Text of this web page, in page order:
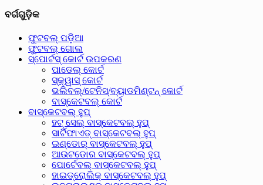
ବର୍ଗଗୁଡ଼ିକ
ଫୁଟବଲ୍ ପଡ଼ିଆ
ଫୁଟବଲ୍ ଗୋଲ
ସ୍ପୋର୍ଟସ୍ କୋର୍ଟ ଉପକରଣ
ପାଡେଲ୍ କୋର୍ଟ
ସ୍କ୍ୱାସ୍ କୋର୍ଟ
ଭଲିବଲ୍/ଟେନିସ୍/ବ୍ୟାଡମିଣ୍ଟନ୍ କୋର୍ଟ
ବାସ୍କେଟବଲ୍ କୋର୍ଟ
ବାସ୍କେଟବଲ୍ ହୁପ୍
ହଟ୍ ସେଲ୍ ବାସ୍କେଟବଲ୍ ହୁପ୍
ସାର୍ଟିଫାଏଡ୍ ବାସ୍କେଟବଲ୍ ହୁପ୍
ଇଣ୍ଡୋର୍ ବାସ୍କେଟବଲ୍ ହୁପ୍
ଆଉଟଡୋର ​​ବାସ୍କେଟବଲ୍ ହୁପ୍
ପୋର୍ଟେବଲ୍ ବାସ୍କେଟବଲ୍ ହୁପ୍
ହାଇଡ୍ରୋଲିକ୍ ବାସ୍କେଟବଲ୍ ହୁପ୍